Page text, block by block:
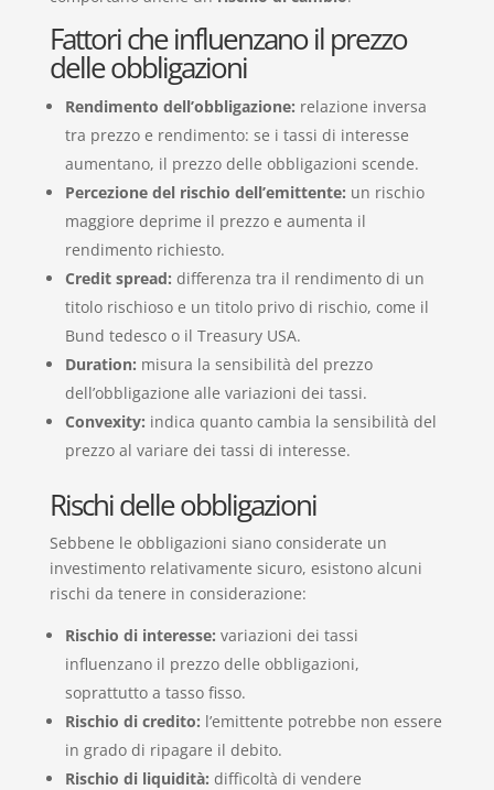
Fattori che influenzano il prezzo
delle obbligazioni
Rendimento dell’obbligazione: relazione inversa
tra prezzo e rendimento: se i tassi di interesse
aumentano, il prezzo delle obbligazioni scende.
Percezione del rischio dell’emittente: un rischio
maggiore deprime il prezzo e aumenta il
rendimento richiesto.
Credit spread: differenza tra il rendimento di un
titolo rischioso e un titolo privo di rischio, come il
Bund tedesco o il Treasury USA.
Duration: misura la sensibilità del prezzo
dell’obbligazione alle variazioni dei tassi.
Convexity: indica quanto cambia la sensibilità del
prezzo al variare dei tassi di interesse.
Rischi delle obbligazioni
Sebbene le obbligazioni siano considerate un
investimento relativamente sicuro, esistono alcuni
rischi da tenere in considerazione:
Rischio di interesse: variazioni dei tassi
influenzano il prezzo delle obbligazioni,
soprattutto a tasso fisso.
Rischio di credito: l’emittente potrebbe non essere
in grado di ripagare il debito.
Rischio di liquidità: difficoltà di vendere